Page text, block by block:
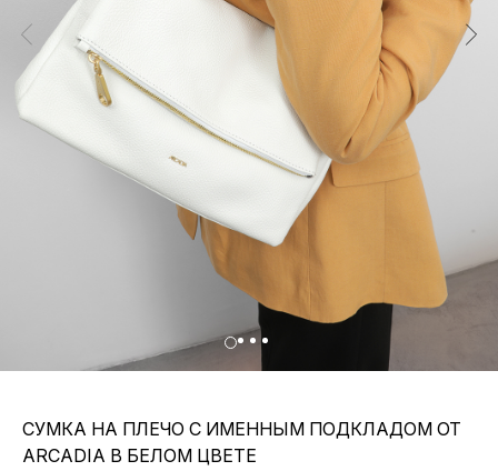
СУМКА НА ПЛЕЧО С ИМЕННЫМ ПОДКЛАДОМ ОТ
ARCADIA В БЕЛОМ ЦВЕТЕ